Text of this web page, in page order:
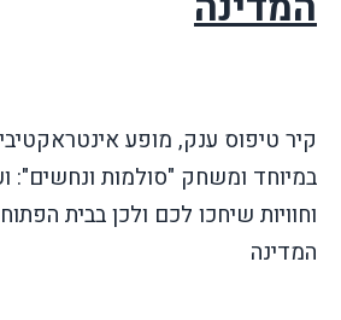
קיר טיפוס ענק, מופע
במיוחד ומשחק "סולמות ונחשים":
וחוויות שיחכו לכם ולכן בבית
המדינה